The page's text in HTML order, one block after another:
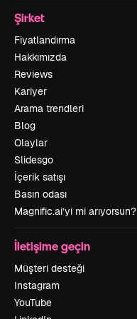
Şirket
Fiyatlandırma
Hakkımızda
Reviews
Kariyer
Arama trendleri
Blog
Olaylar
Slidesgo
İçerik satışı
Basın odası
Magnific.ai’yi mi arıyorsun?
İletişime geçin
Müşteri desteği
Instagram
YouTube